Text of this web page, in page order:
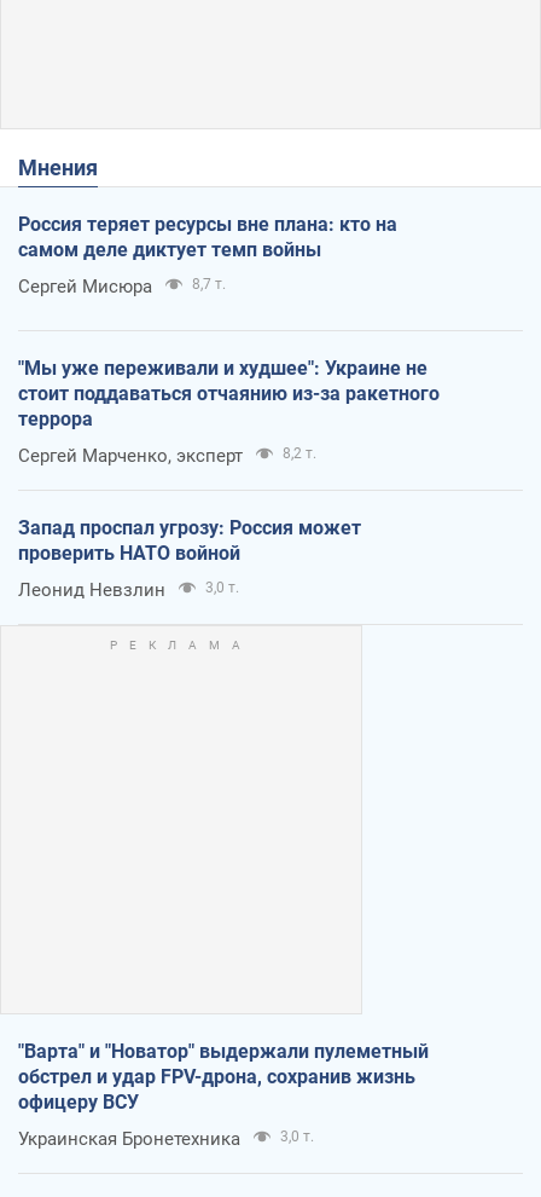
Мнения
Россия теряет ресурсы вне плана: кто на
самом деле диктует темп войны
Сергей Мисюра 8,7 т.
"Мы уже переживали и худшее": Украине не
стоит поддаваться отчаянию из-за ракетного
террора
Сергей Марченко, эксперт 8,2 т.
Запад проспал угрозу: Россия может
проверить НАТО войной
Леонид Невзлин 3,0 т.
"Варта" и "Новатор" выдержали пулеметный
обстрел и удар FPV-дрона, сохранив жизнь
офицеру ВСУ
Украинская Бронетехника 3,0 т.